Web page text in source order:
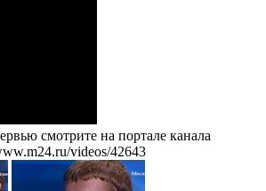
смотрите на портале канала
videos/42643